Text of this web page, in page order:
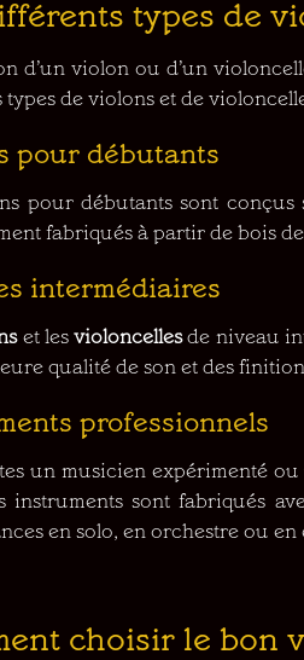
types de
d’un violon ou d’un
types de violons et de
pour débutants
pour débutants sont conçus
fabriqués à partir de bois
intermédiaires
et les violoncelles de niveau
qualité de son et des
professionnels
un musicien expérimenté ou
instruments sont fabriqués
en solo, en orchestre ou en
choisir le bon